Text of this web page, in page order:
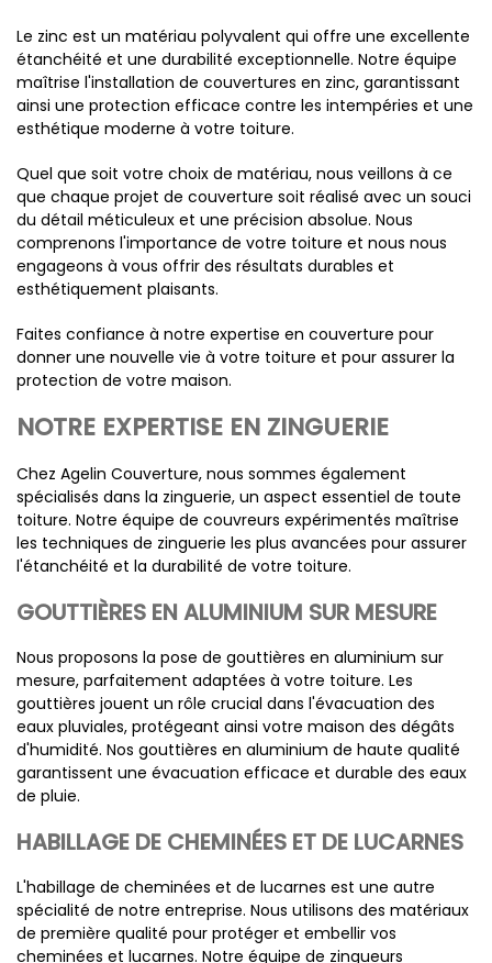
Le zinc est un matériau polyvalent qui offre une excellente
étanchéité et une durabilité exceptionnelle. Notre équipe
maîtrise l'installation de couvertures en zinc, garantissant
ainsi une protection efficace contre les intempéries et une
esthétique moderne à votre toiture.
Quel que soit votre choix de matériau, nous veillons à ce
que chaque projet de couverture soit réalisé avec un souci
du détail méticuleux et une précision absolue. Nous
comprenons l'importance de votre toiture et nous nous
engageons à vous offrir des résultats durables et
esthétiquement plaisants.
Faites confiance à notre expertise en couverture pour
donner une nouvelle vie à votre toiture et pour assurer la
protection de votre maison.
NOTRE EXPERTISE EN ZINGUERIE
Chez Agelin Couverture, nous sommes également
spécialisés dans la zinguerie, un aspect essentiel de toute
toiture. Notre équipe de couvreurs expérimentés maîtrise
les techniques de zinguerie les plus avancées pour assurer
l'étanchéité et la durabilité de votre toiture.
GOUTTIÈRES EN ALUMINIUM SUR MESURE
Nous proposons la pose de gouttières en aluminium sur
mesure, parfaitement adaptées à votre toiture. Les
gouttières jouent un rôle crucial dans l'évacuation des
eaux pluviales, protégeant ainsi votre maison des dégâts
d'humidité. Nos gouttières en aluminium de haute qualité
garantissent une évacuation efficace et durable des eaux
de pluie.
HABILLAGE DE CHEMINÉES ET DE LUCARNES
L'habillage de cheminées et de lucarnes est une autre
spécialité de notre entreprise. Nous utilisons des matériaux
de première qualité pour protéger et embellir vos
cheminées et lucarnes. Notre équipe de zingueurs